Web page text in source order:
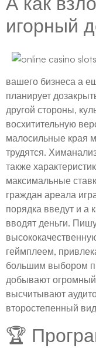
игорный
вашего бизнеса а
планирует
другой стороны,
восхитительную
малосильные края
трудятся.
также
максимальные
граждан ареала
порядка введут и а
вводят деньги.
геймплеем,
большим выбором
добывают огромный
высчитывают
второстепенный
🏆